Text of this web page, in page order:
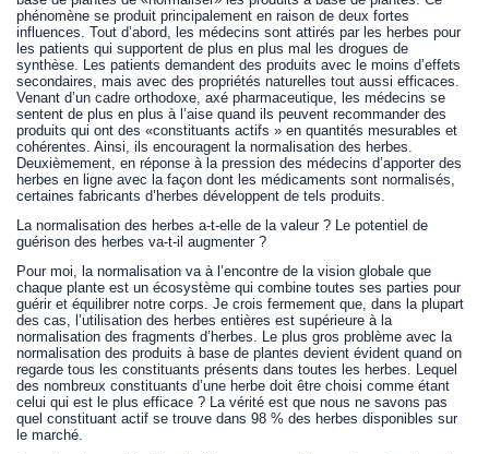
phénomène se produit principalement en raison de deux fortes
influences. Tout d’abord, les médecins sont attirés par les herbes pour
les patients qui supportent de plus en plus mal les drogues de
synthèse. Les patients demandent des produits avec le moins d’effets
secondaires, mais avec des propriétés naturelles tout aussi efficaces.
Venant d’un cadre orthodoxe, axé pharmaceutique, les médecins se
sentent de plus en plus à l’aise quand ils peuvent recommander des
produits qui ont des «constituants actifs » en quantités mesurables et
cohérentes. Ainsi, ils encouragent la normalisation des herbes.
Deuxièmement, en réponse à la pression des médecins d’apporter des
herbes en ligne avec la façon dont les médicaments sont normalisés,
certaines fabricants d’herbes développent de tels produits.
La normalisation des herbes a-t-elle de la valeur ? Le potentiel de
guérison des herbes va-t-il augmenter ?
Pour moi, la normalisation va à l’encontre de la vision globale que
chaque plante est un écosystème qui combine toutes ses parties pour
guérir et équilibrer notre corps. Je crois fermement que, dans la plupart
des cas, l’utilisation des herbes entières est supérieure à la
normalisation des fragments d’herbes. Le plus gros problème avec la
normalisation des produits à base de plantes devient évident quand on
regarde tous les constituants présents dans toutes les herbes. Lequel
des nombreux constituants d’une herbe doit être choisi comme étant
celui qui est le plus efficace ? La vérité est que nous ne savons pas
quel constituant actif se trouve dans 98 % des herbes disponibles sur
le marché.